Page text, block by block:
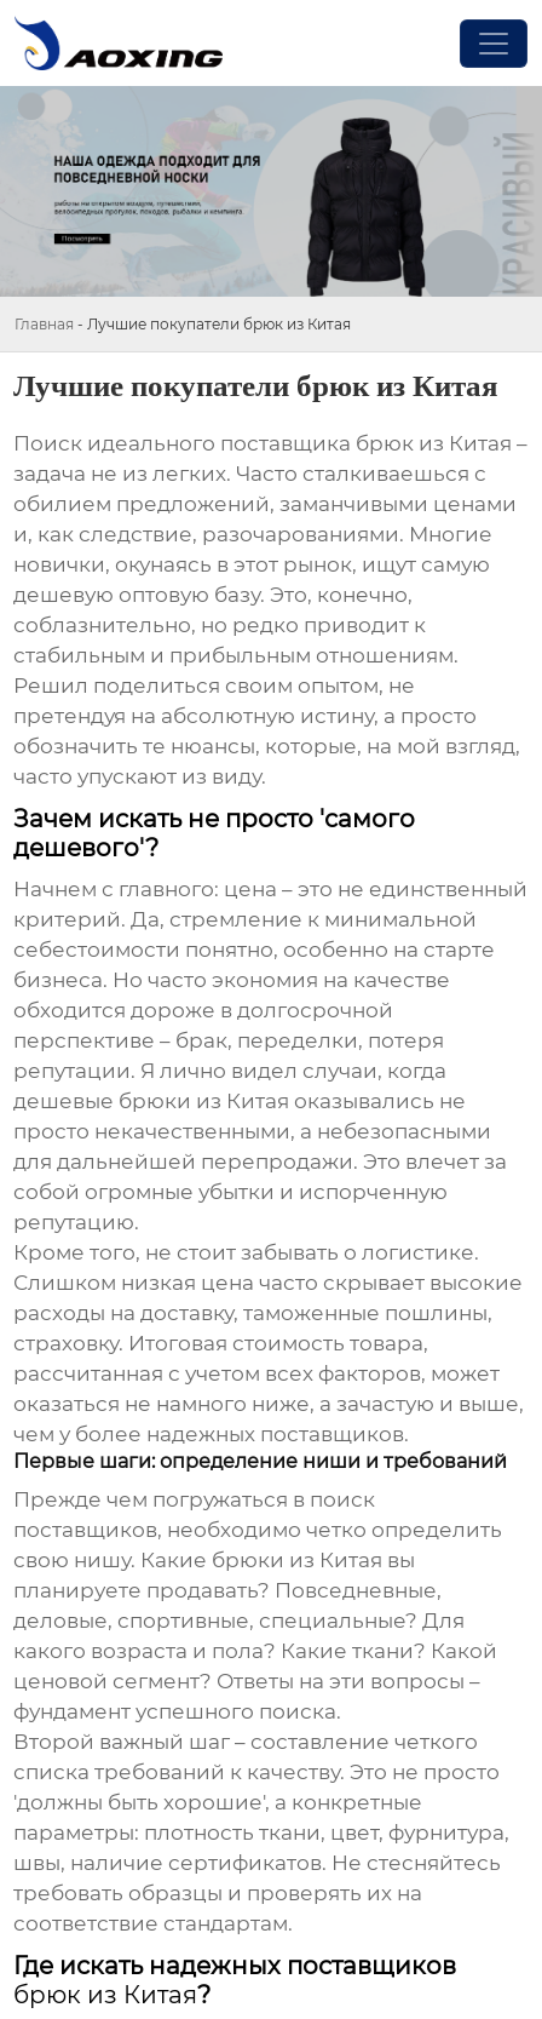
Главная - Лучшие покупатели брюк из Китая
Лучшие покупатели брюк из Китая
Поиск идеального поставщика брюк из Китая –
задача не из легких. Часто сталкиваешься с
обилием предложений, заманчивыми ценами
и, как следствие, разочарованиями. Многие
новички, окунаясь в этот рынок, ищут самую
дешевую оптовую базу. Это, конечно,
соблазнительно, но редко приводит к
стабильным и прибыльным отношениям.
Решил поделиться своим опытом, не
претендуя на абсолютную истину, а просто
обозначить те нюансы, которые, на мой взгляд,
часто упускают из виду.
Зачем искать не просто 'самого
дешевого'?
Начнем с главного: цена – это не единственный
критерий. Да, стремление к минимальной
себестоимости понятно, особенно на старте
бизнеса. Но часто экономия на качестве
обходится дороже в долгосрочной
перспективе – брак, переделки, потеря
репутации. Я лично видел случаи, когда
дешевые брюки из Китая оказывались не
просто некачественными, а небезопасными
для дальнейшей перепродажи. Это влечет за
собой огромные убытки и испорченную
репутацию.
Кроме того, не стоит забывать о логистике.
Слишком низкая цена часто скрывает высокие
расходы на доставку, таможенные пошлины,
страховку. Итоговая стоимость товара,
рассчитанная с учетом всех факторов, может
оказаться не намного ниже, а зачастую и выше,
чем у более надежных поставщиков.
Первые шаги: определение ниши и требований
Прежде чем погружаться в поиск
поставщиков, необходимо четко определить
свою нишу. Какие брюки из Китая вы
планируете продавать? Повседневные,
деловые, спортивные, специальные? Для
какого возраста и пола? Какие ткани? Какой
ценовой сегмент? Ответы на эти вопросы –
фундамент успешного поиска.
Второй важный шаг – составление четкого
списка требований к качеству. Это не просто
'должны быть хорошие', а конкретные
параметры: плотность ткани, цвет, фурнитура,
швы, наличие сертификатов. Не стесняйтесь
требовать образцы и проверять их на
соответствие стандартам.
Где искать надежных поставщиков
брюк из Китая?